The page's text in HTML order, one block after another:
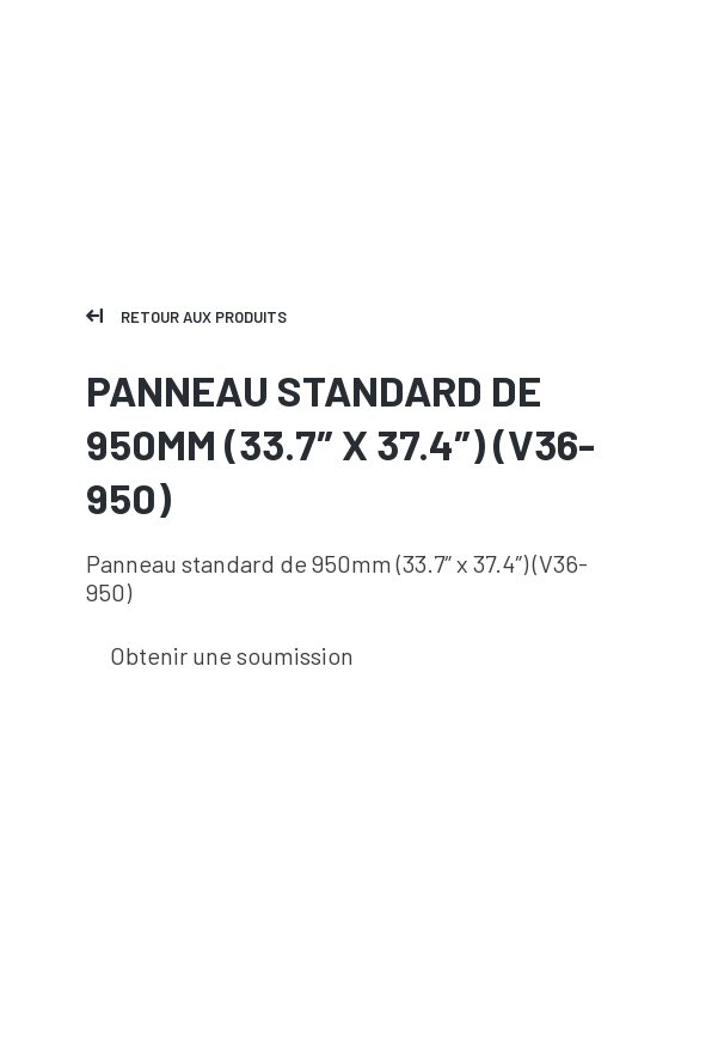
RETOUR AUX PRODUITS
PANNEAU STANDARD DE
950MM (33.7″ X 37.4″) (V36-
950)
Panneau standard de 950mm (33.7″ x 37.4″) (V36-
950)
Obtenir une soumission